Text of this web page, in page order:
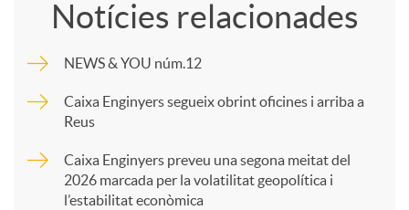
m
p
a
Notícies relacionades
NEWS & YOU núm.12
Caixa Enginyers segueix obrint oficines i arriba a
Reus
Caixa Enginyers preveu una segona meitat del
2026 marcada per la volatilitat geopolítica i
l’estabilitat econòmica